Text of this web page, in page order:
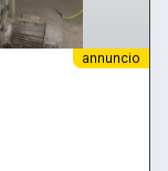
annuncio